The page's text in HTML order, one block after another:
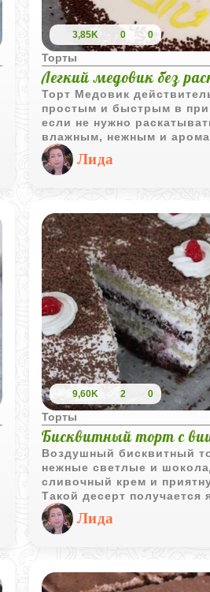
3,85K 0 0
Торты
Легкий медовик без
Торт Медовик
простым и быстрым в
если не нужно
влажным, нежным и
Лида
9,60K 2 0
Торты
Бисквитный торт с
Воздушный бисквитный
нежные светлые и
сливочный крем и
Такой десерт получается
хорошо пропитывается
Лида